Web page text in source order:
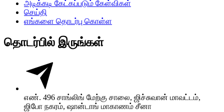
அடிக்கடி கேட்கப்படும் கேள்விகள்
செய்தி
எங்களை தொடர்பு கொள்ள
தொடர்பில் இருங்கள்
எண். 496 சாங்லிங் மேற்கு சாலை, ஜிச்சுவான் மாவட்டம்,
ஜிபோ நகரம், ஷான்டாங் மாகாணம் சீனா